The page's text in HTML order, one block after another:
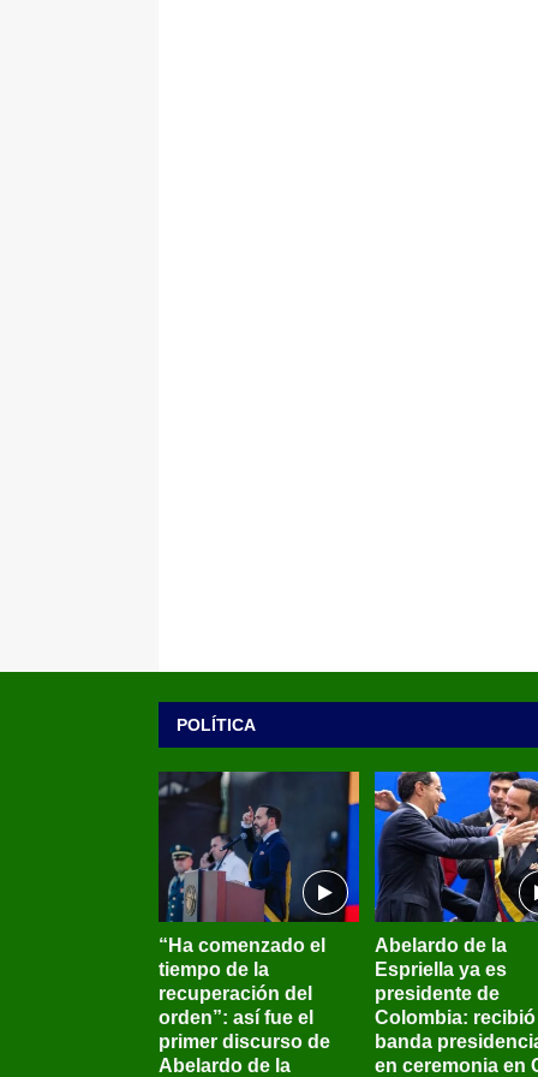
POLÍTICA
“Ha comenzado el
tiempo de la
recuperación del
orden”: así fue el
primer discurso de
Abelardo de la
Abelardo de la
Espriella ya es
presidente de
Colombia: recibió
banda
en ceremonia en